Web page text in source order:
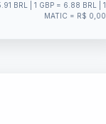
BRL | 1 GBP = 6.88 BRL | 1
MATIC = R$ 0,00